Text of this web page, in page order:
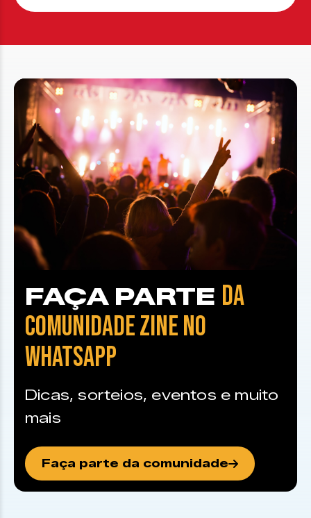
FAÇA PARTE DA
COMUNIDADE ZINE NO
WHATSAPP
Dicas, sorteios, eventos e muito
mais
Faça parte da comunidade